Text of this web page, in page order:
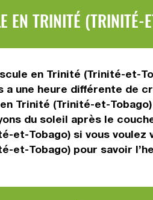
EN TRINITÉ (TRINITÉ-
en Trinité (Trinité-et-
a une heure différente de
Trinité (Trinité-et-
du soleil après le
et-Tobago) si vous
et-Tobago) pour savoir